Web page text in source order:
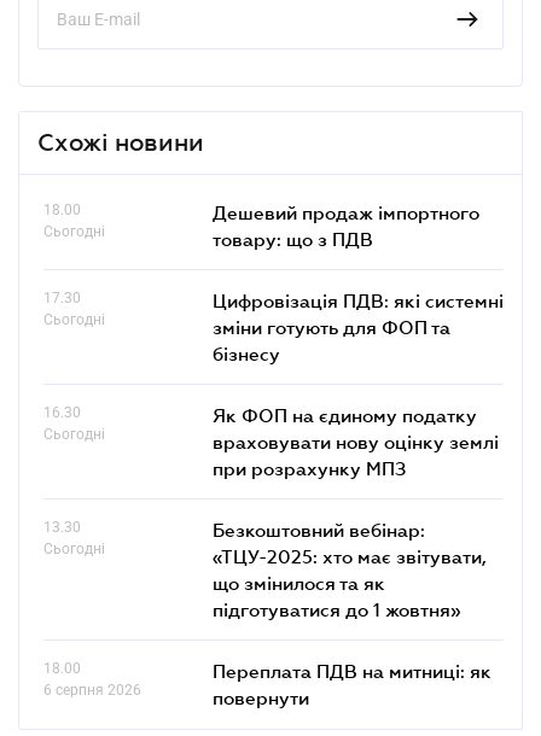
Схожі новини
18.00
Сьогодні
Дешевий продаж імпортного
товару: що з ПДВ
17.30
Сьогодні
Цифровізація ПДВ: які системні
зміни готують для ФОП та
бізнесу
16.30
Сьогодні
Як ФОП на єдиному податку
враховувати нову оцінку землі
при розрахунку МПЗ
13.30
Сьогодні
Безкоштовний вебінар:
«ТЦУ-2025: хто має звітувати,
що змінилося та як
підготуватися до 1 жовтня»
18.00
6 серпня 2026
Переплата ПДВ на митниці: як
повернути